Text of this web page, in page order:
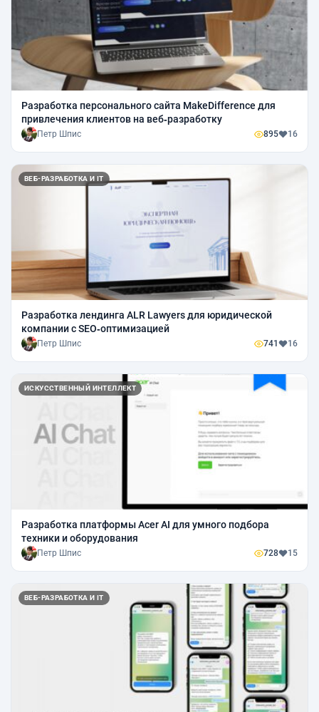
Разработка персонального сайта MakeDifference для
привлечения клиентов на веб‑разработку
Петр Шпис 895 16
ВЕБ-РАЗРАБОТКА И IT
Разработка лендинга ALR Lawyers для юридической
компании с SEO‑оптимизацией
Петр Шпис 741 16
ИСКУССТВЕННЫЙ ИНТЕЛЛЕКТ
Разработка платформы Acer AI для умного подбора
техники и оборудования
Петр Шпис 728 15
ВЕБ-РАЗРАБОТКА И IT